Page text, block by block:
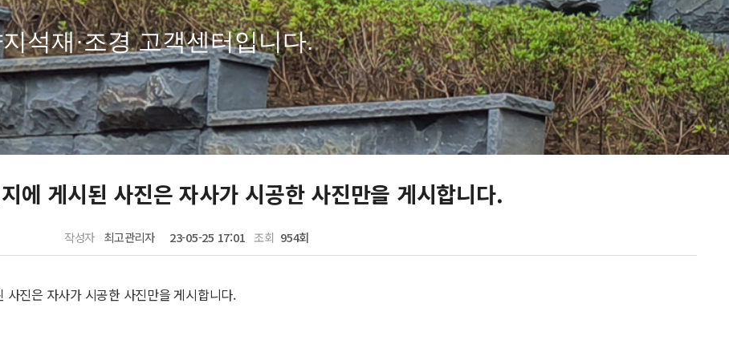
석재·조경 고객센터입니다.
에 게시된 사진은 자사가 시공한 사진만을 게시합니다.
작성자 최고관리자 23-05-25 17:01 조회 954회
사진은 자사가 시공한 사진만을 게시합니다.